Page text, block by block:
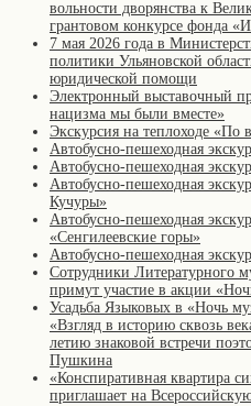
вольности дворянства к
грантовом конкурсе фонда
7 мая 2026 года в
политики Ульяновской
юридической помощи
Электронный выставочный
нацизма мы были вместе»
Экскурсия на теплоходе «По
Автобусно-пешеходная
Автобусно-пешеходная
Автобусно-пешеходная
Кучуры»
Автобусно-пешеходная
«Сенгилеевские горы»
Автобусно-пешеходная
Сотрудники Литературного
примут участие в акции
Усадьба Языковых в «Ночь
«Взгляд в историю сквозь
летию знаковой встречи
Пушкина
«Конспиративная квартира
приглашает на